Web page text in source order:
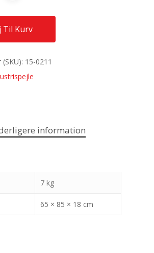
Til Kurv
15-0211
information
7 kg
65 × 85 × 18 cm